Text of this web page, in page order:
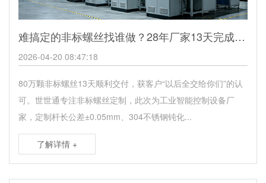
难搞定的非标螺丝找谁做？28年厂家13天完成大批量精密螺丝交付
2026-04-20 08:47:18
80万颗非标螺丝13天顺利交付，获客户“以后全交给你们”的认
可。世世通专注非标螺丝定制，此次为工业智能控制设备厂
家，定制杆长公差±0.05mm、304不锈钢钝化...
了解详情 +